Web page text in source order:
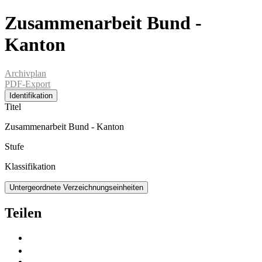
Zusammenarbeit Bund -
Kanton
Archivplan
PDF-Export
Identifikation
Titel
Zusammenarbeit Bund - Kanton
Stufe
Klassifikation
Untergeordnete Verzeichnungseinheiten
Teilen